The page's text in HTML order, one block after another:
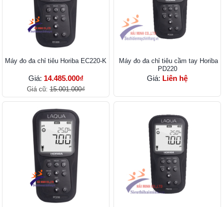
Máy đo đa chỉ tiêu Horiba EC220-K
Giá: 14.485.000₫
Giá cũ:15.001.000₫
Máy đo đa chỉ tiêu cầm tay Horiba
PD220
Giá: Liên hệ